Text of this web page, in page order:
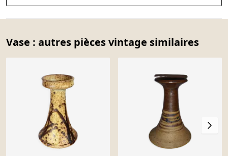
Vase : autres pièces vintage similaires